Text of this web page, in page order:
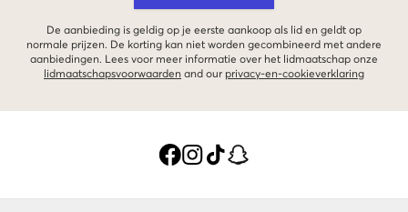
De aanbieding is geldig op je eerste aankoop als lid en geldt op
normale prijzen. De korting kan niet worden gecombineerd met andere
aanbiedingen. Lees voor meer informatie over het lidmaatschap onze
lidmaatschapsvoorwaarden and our privacy-en-cookieverklaring